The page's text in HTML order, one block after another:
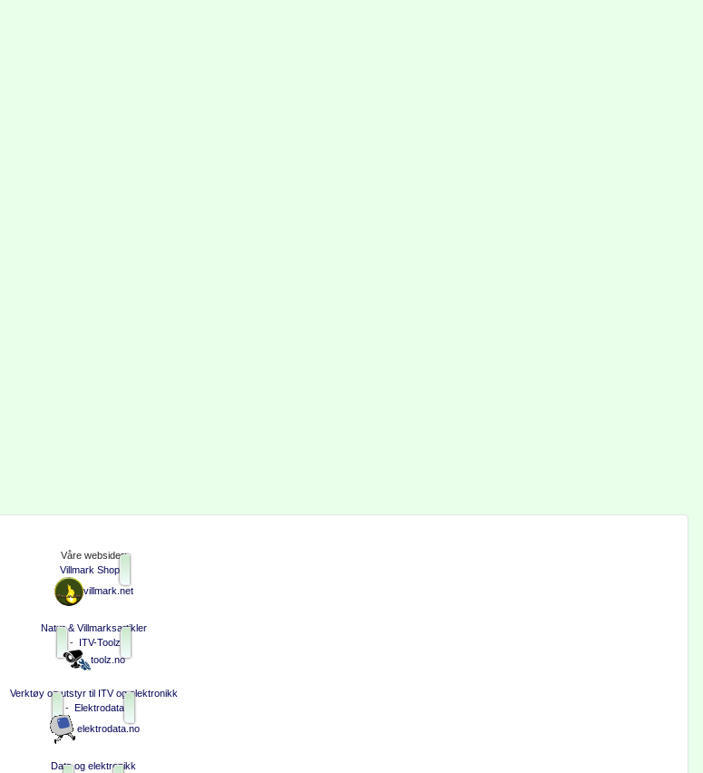
Våre websider:
Villmark Shop
villmark.net
Natur & Villmarksartikler
-
ITV-Toolz
toolz.no
Verktøy og utstyr til ITV og elektronikk
-
Elektrodata
elektrodata.no
Data og elektronikk